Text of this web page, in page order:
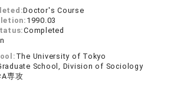
Doctor's Course
1990.03
Completed
The University of Tokyo
School, Division of Sociology
専攻